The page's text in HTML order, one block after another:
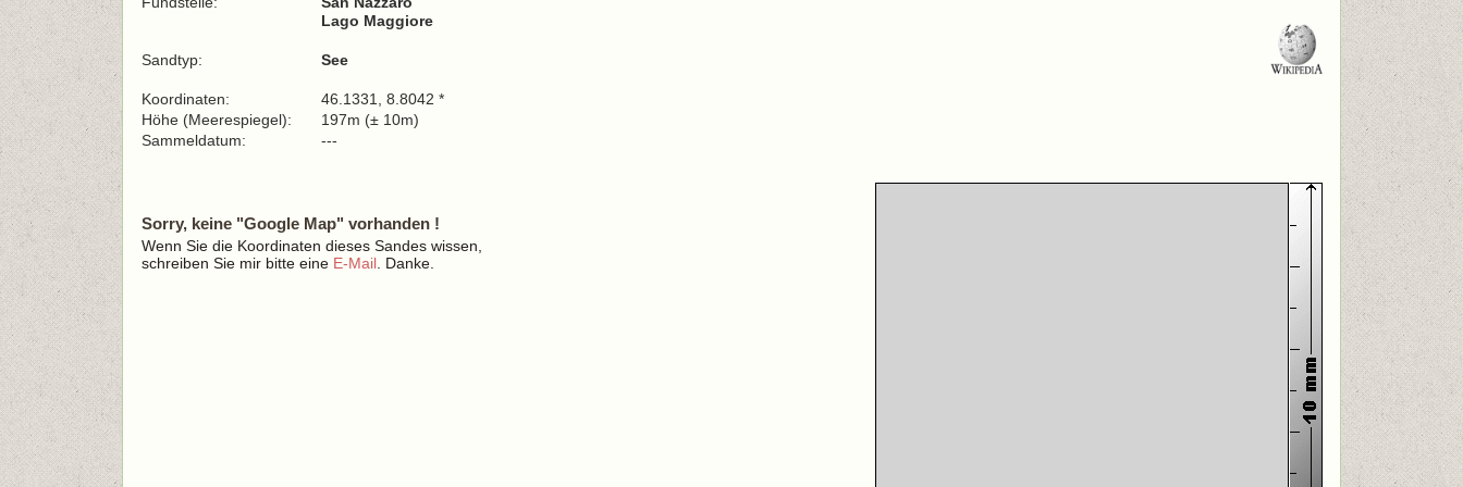
Lago Maggiore
Sandtyp: See
Koordinaten:
46.1331, 8.8042 *
Höhe (Meerespiegel):
197m (± 10m)
Sammeldatum:
---
Sorry, keine "Google Map" vorhanden !
Wenn Sie die Koordinaten dieses Sandes wissen,
schreiben Sie mir bitte eine E-Mail . Danke.